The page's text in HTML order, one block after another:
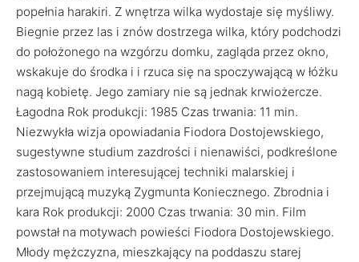
popełnia harakiri. Z wnętrza wilka wydostaje się myśliwy.
Biegnie przez las i znów dostrzega wilka, który podchodzi
do położonego na wzgórzu domku, zagląda przez okno,
wskakuje do środka i i rzuca się na spoczywającą w łóżku
nagą kobietę. Jego zamiary nie są jednak krwiożercze.
Łagodna Rok produkcji: 1985 Czas trwania: 11 min.
Niezwykła wizja opowiadania Fiodora Dostojewskiego,
sugestywne studium zazdrości i nienawiści, podkreślone
zastosowaniem interesującej techniki malarskiej i
przejmującą muzyką Zygmunta Koniecznego. Zbrodnia i
kara Rok produkcji: 2000 Czas trwania: 30 min. Film
powstał na motywach powieści Fiodora Dostojewskiego.
Młody mężczyzna, mieszkający na poddaszu starej